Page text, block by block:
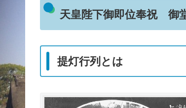
天皇陛下御即位奉祝 御
提灯行列とは